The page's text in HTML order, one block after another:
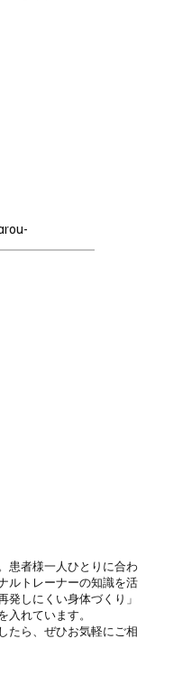
患者様一人ひとりに合わ
ルトレーナーの知識を活
しにくい身体づくり」
れています。
たら、ぜひお気軽にご相